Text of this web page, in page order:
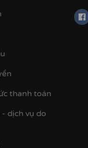
thanh toán
dịch vụ do